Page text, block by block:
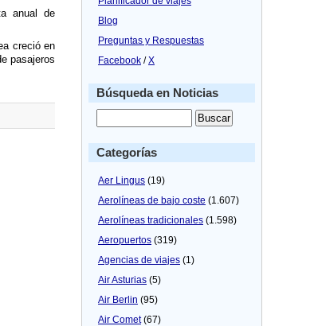
anual de
creció en
pasajeros
Blog
Preguntas y Respuestas
Facebook /X
Búsqueda en Noticias
Categorías
Aer Lingus (19)
Aerolíneas de bajo coste (1.607)
Aerolíneas tradicionales (1.598)
Aeropuertos (319)
Agencias de viajes (1)
Air Asturias (5)
Air Berlin (95)
Air Comet(67)